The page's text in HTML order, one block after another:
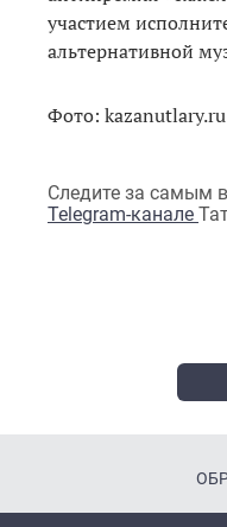
участием
альтернативной
Фото: kazanutlary.ru
Следите за самым
Telegram-канале